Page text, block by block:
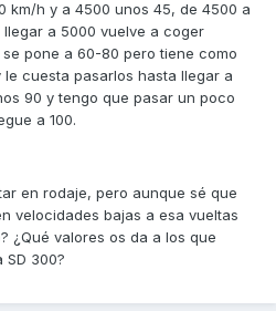
km/h y a 4500 unos 45, de 4500 a
a 5000 vuelve a coger
pone a 60-80 pero tiene como
cuesta pasarlos hasta llegar a
90 y tengo que pasar un poco
a 100.
en rodaje, pero aunque sé que
velocidades bajas a esa vueltas
¿Qué valores os da a los que
300?